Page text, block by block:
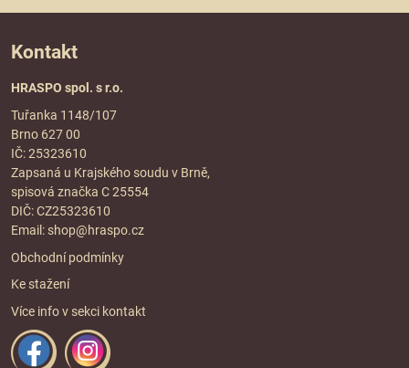
Kontakt
HRASPO spol. s r.o.
Tuřanka 1148/107
Brno 627 00
IČ: 25323610
Zapsaná u Krajského soudu v Brně,
spisová značka C 25554
DIČ: CZ25323610
Email: shop@hraspo.cz
Obchodní podmínky
Ke stažení
Více info v sekci kontakt